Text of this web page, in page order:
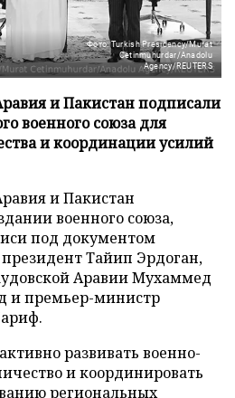
Фото: Turkish Presidency/Murat
Cetinmuhurdar/Anadolu
Agency/REUTERS
и Пакистан подписали
военного союза для
и координации усилий
и Пакистан
военного союза,
под документом
Тайип Эрдоган,
Аравии Мухаммед
и премьер-министр
развивать военно-
и координировать
региональных